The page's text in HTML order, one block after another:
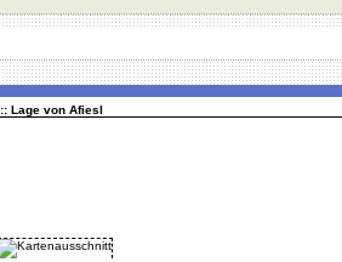
.:: Lage von Afiesl